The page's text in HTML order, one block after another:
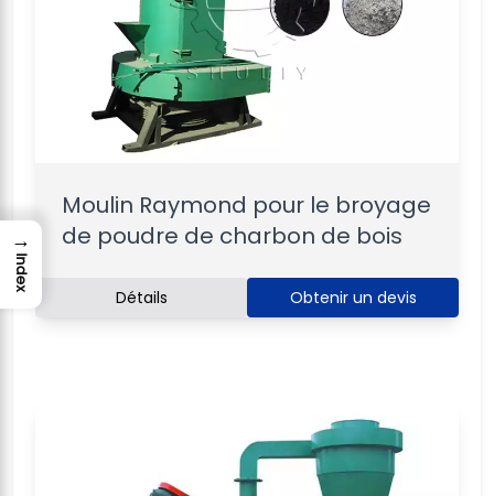
Moulin Raymond pour le broyage
de poudre de charbon de bois
Détails Obtenir un devis
→
Index